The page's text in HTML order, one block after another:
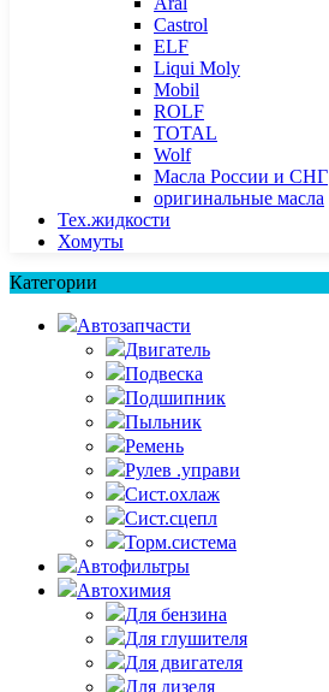
Castrol
ELF
Liqui Moly
Mobil
ROLF
TOTAL
Wolf
Масла России и СНГ
оригинальные масла
Тех.жидкости
Хомуты
Категории
Автозапчасти
Двигатель
Подвеска
Подшипник
Пыльник
Ремень
Рулев .управи
Сист.охлаж
Сист.сцепл
Торм.система
Автофильтры
Автохимия
Для бензина
Для глушителя
Для двигателя
Для дизеля